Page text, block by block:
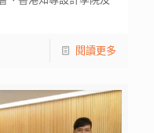
閱讀更多